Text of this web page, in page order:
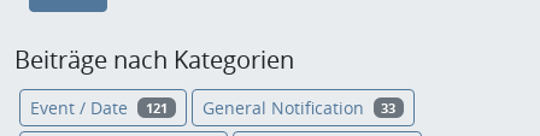
Beiträge nach Kategorien
Event / Date 121 General Notification 33